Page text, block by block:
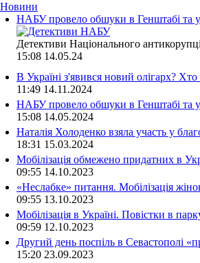
Новини
НАБУ провело обшуки в Генштабі та
Детективи Національного
15:08 14.05.24
В Україні з'явився новий олігарх?
11:49 14.11.2024
НАБУ провело обшуки в Генштабі та
15:08 14.05.2024
Наталія Холоденко взяла участь у
18:31 15.03.2024
Мобілізація обмежено придатних в
09:55 14.10.2023
«Неслабке» питання. Мобілізація
09:55 13.10.2023
Мобілізація в Україні. Повістки в
09:59 12.10.2023
Другий день поспіль в Севастополі
15:20 23.09.2023